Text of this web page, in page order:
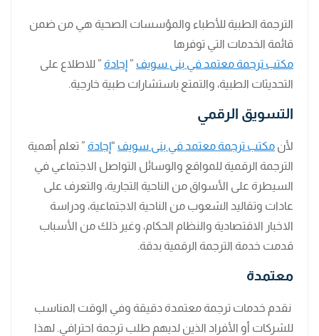
الترجمة الطبية للأطباء والمؤسسات الصحية هي من ضمن
قائمة الخدمات التي توفرها
مكتب ترجمة معتمد في بنى سويف ” إجادة ” للاطلاع على
التحديثات الطبية، والتمتع باستشارات طبية خارجية.
التسويق الرقمي
لأن مكتب ترجمة معتمد في بنى سويف “إجادة ” تعلم أهمية
الترجمة الرقمية للمواقع والوسائل التواصل الاجتماعي في
السيطرة على الأسواق من الناحية التجارية، والتعرف على
عادات وتقاليد الشعوب من الناحية الاجتماعية، ودراسة
الاخبار الاقتصادية والنظام الحكام، وغير ذلك من الأسباب
قدمت خدمة الترجمة الرقمية بدقة.
معتمدة
نقدم خدمات ترجمة معتمدة دقيقة وفي الوقت المناسب
للشركات أو الأفراد الذين لديهم طلب ترجمة احترافي. لهذا